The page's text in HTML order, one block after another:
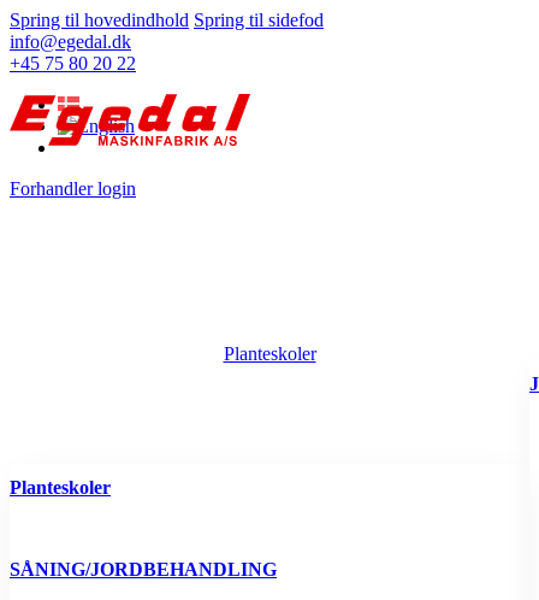
Spring til hovedindhold Spring til sidefod
info@egedal.dk
+45 75 80 20 22
Forhandler login
Planteskoler
Planteskoler
SÅNING/JORDBEHANDLING